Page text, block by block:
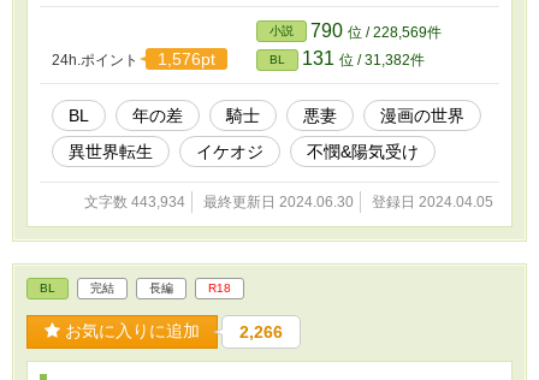
24h.ポイント 1,576pt
小説 790 位 / 228,569件
BL 131 位 / 31,382件
BL 年の差 騎士 悪妻
漫画の世界
異世界転生
イケオジ 不憫&陽気受け
文字数 443,934 最終更新日 2024.06.30 登録日 2024.04.05
BL 完結 長編 R18
お気に入りに追加 2,266